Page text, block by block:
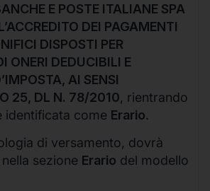
E POSTE ITALIANE SPA
DEI PAGAMENTI
DISPOSTI PER
ONERI DEDUCIBILI E
AI SENSI
25, DL N. 78/2010, rientrando
identificata come Erario.
di versamento, dovrà
sezione Erario del modello